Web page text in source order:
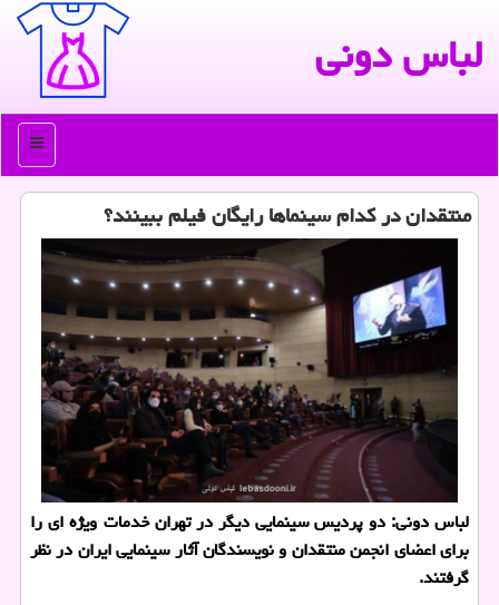
لباس دونی
منو
منتقدان در کدام سینماها رایگان فیلم ببینند؟
لباس دونی: دو پردیس سینمایی دیگر در تهران خدمات ویژه ای را
برای اعضای انجمن منتقدان و نویسندگان آثار سینمایی ایران در نظر
گرفتند.